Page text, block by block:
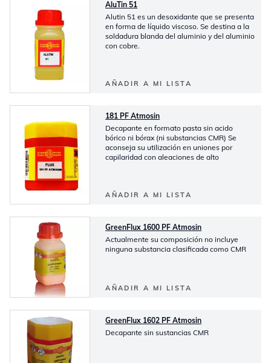
AluTin 51
Alutin 51 es un desoxidante que se presenta
en forma de líquido viscoso. Se destina a la
soldadura blanda del aluminio y del aluminio
con cobre.
AÑADIR A MI LISTA
181 PF Atmosin
Decapante en formato pasta sin acido
bórico ni bórax (ni substancias CMR) Se
aconseja su utilización en uniones por
capilaridad con aleaciones de alto
AÑADIR A MI LISTA
GreenFlux 1600 PF Atmosin
Actualmente su composición no incluye
ninguna substancia clasificada como CMR
AÑADIR A MI LISTA
GreenFlux 1602 PF Atmosin
Decapante sin sustancias CMR